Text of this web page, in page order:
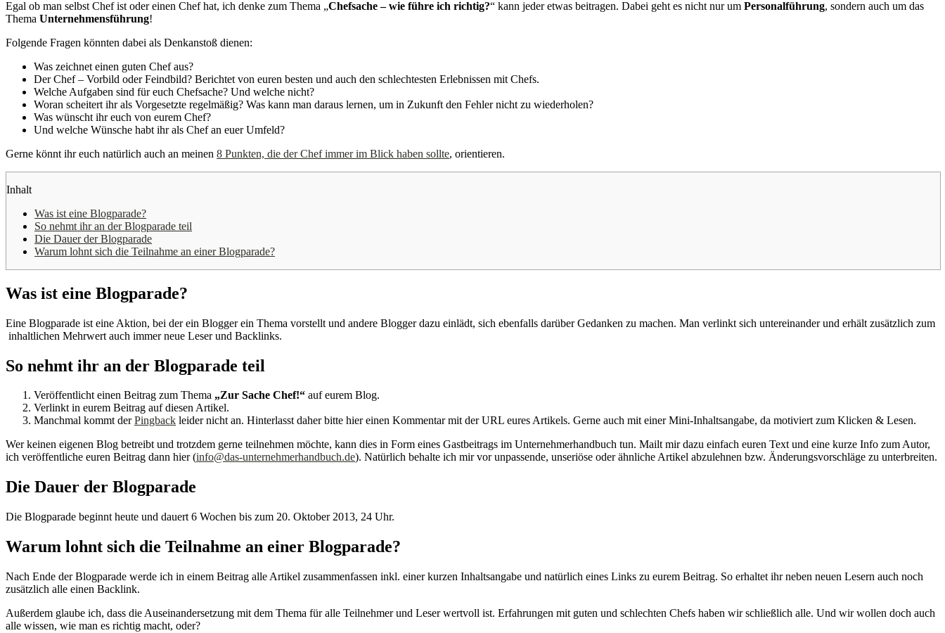
Egal ob man selbst Chef ist oder einen Chef hat, ich denke zum Thema „Chefsache – wie führe ich richtig?“ kann jeder etwas beitragen. Dabei geht es nicht nur um Personalführung, sondern auch um das
Thema Unternehmensführung!
Folgende Fragen könnten dabei als Denkanstoß dienen:
Was zeichnet einen guten Chef aus?
Der Chef – Vorbild oder Feindbild? Berichtet von euren besten und auch den schlechtesten Erlebnissen mit Chefs.
Welche Aufgaben sind für euch Chefsache? Und welche nicht?
Woran scheitert ihr als Vorgesetzte regelmäßig? Was kann man daraus lernen, um in Zukunft den Fehler nicht zu wiederholen?
Was wünscht ihr euch von eurem Chef?
Und welche Wünsche habt ihr als Chef an euer Umfeld?
Gerne könnt ihr euch natürlich auch an meinen 8 Punkten, die der Chef immer im Blick haben sollte, orientieren.
Inhalt
Was ist eine Blogparade?
So nehmt ihr an der Blogparade teil
Die Dauer der Blogparade
Warum lohnt sich die Teilnahme an einer Blogparade?
Was ist eine Blogparade?
Eine Blogparade ist eine Aktion, bei der ein Blogger ein Thema vorstellt und andere Blogger dazu einlädt, sich ebenfalls darüber Gedanken zu machen. Man verlinkt sich untereinander und erhält zusätzlich zum
inhaltlichen Mehrwert auch immer neue Leser und Backlinks.
So nehmt ihr an der Blogparade teil
Veröffentlicht einen Beitrag zum Thema „Zur Sache Chef!“ auf eurem Blog.
Verlinkt in eurem Beitrag auf diesen Artikel.
Manchmal kommt derPingback leider nicht an. Hinterlasst daher bitte hier einen Kommentar mit der URL eures Artikels. Gerne auch mit einer Mini-Inhaltsangabe, da motiviert zum Klicken & Lesen.
Wer keinen eigenen Blog betreibt und trotzdem gerne teilnehmen möchte, kann dies in Form eines Gastbeitrags im Unternehmerhandbuch tun. Mailt mir dazu einfach euren Text und eine kurze Info zum Autor,
ich veröffentliche euren Beitrag dann hier (info@das-unternehmerhandbuch.de). Natürlich behalte ich mir vor unpassende, unseriöse oder ähnliche Artikel abzulehnen bzw. Änderungsvorschläge zu unterbreiten.
Die Dauer der Blogparade
Die Blogparade beginnt heute und dauert 6 Wochen bis zum 20. Oktober 2013, 24 Uhr.
Warum lohnt sich die Teilnahme an einer Blogparade?
Nach Ende der Blogparade werde ich in einem Beitrag alle Artikel zusammenfassen inkl. einer kurzen Inhaltsangabe und natürlich eines Links zu eurem Beitrag. So erhaltet ihr neben neuen Lesern auch noch
zusätzlich alle einen Backlink.
Außerdem glaube ich, dass die Auseinandersetzung mit dem Thema für alle Teilnehmer und Leser wertvoll ist. Erfahrungen mit guten und schlechten Chefs haben wir schließlich alle. Und wir wollen doch auch
alle wissen, wie man es richtig macht, oder?